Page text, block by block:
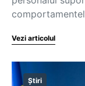
Vezi articolul
Știri